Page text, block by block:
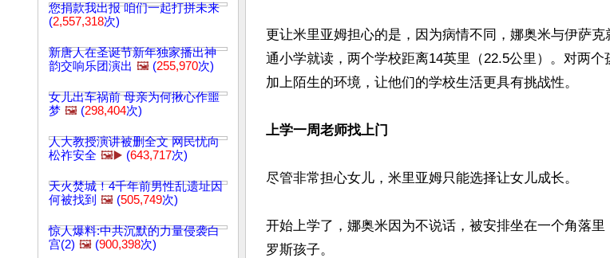
您捐款我出报 咱们一起打拼未来
(2,557,318次)
新唐人在圣诞节新年独家播出神
韵交响乐团演出 🖼️ (255,970次)
女儿出车祸前 母亲为何揪心作噩
梦 🖼️ (298,404次)
人大教授演讲被删全文 网民忧向
松祚安全 🖼️▶️ (643,717次)
天火焚城！4千年前男性乱遗址因
何被找到 🖼️ (505,749次)
惊人爆料:中共沉默的力量侵袭白
宫(2) 🖼️ (900,398次)
更让米里亚姆担心的是，因为病情不同，娜奥米与伊萨
通小学就读，两个学校距离14英里（22.5公里）。对两
加上陌生的环境，让他们的学校生活更具有挑战性。
上学一周老师找上门
尽管非常担心女儿，米里亚姆只能选择让女儿成长。
开始上学了，娜奥米因为不说话，被安排坐在一个角落
罗斯孩子。